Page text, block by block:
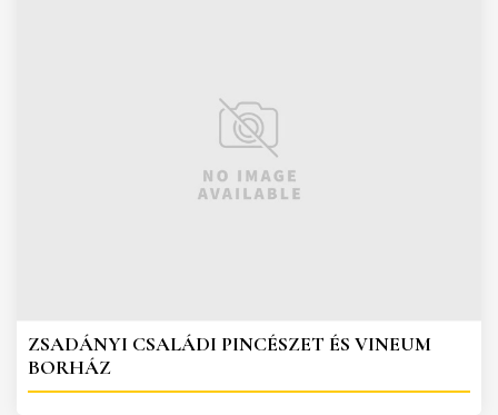
ZSADÁNYI CSALÁDI PINCÉSZET ÉS VINEUM
BORHÁZ